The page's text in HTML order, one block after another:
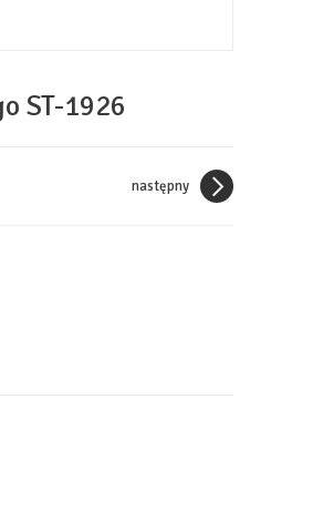
ST-1926
następny